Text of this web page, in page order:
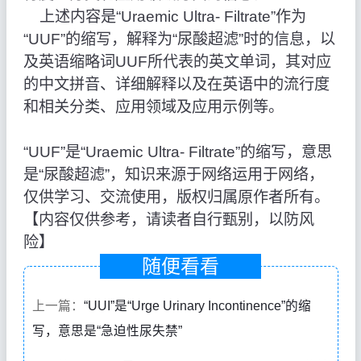
上述内容是“Uraemic Ultra- Filtrate”作为
“UUF”的缩写，解释为“尿酸超滤”时的信息，以
及英语缩略词UUF所代表的英文单词，其对应
的中文拼音、详细解释以及在英语中的流行度
和相关分类、应用领域及应用示例等。
“UUF”是“Uraemic Ultra- Filtrate”的缩写，意思
是“尿酸超滤”，知识来源于网络运用于网络，
仅供学习、交流使用，版权归属原作者所有。
【内容仅供参考，请读者自行甄别，以防风
险】
随便看看
上一篇： “UUI”是“Urge Urinary Incontinence”的缩
写，意思是“急迫性尿失禁”